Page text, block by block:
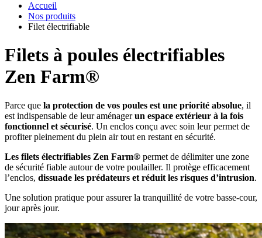
Accueil
Nos produits
Filet électrifiable
Filets à poules électrifiables
Zen Farm®
Parce que la protection de vos poules est une priorité absolue, il
est indispensable de leur aménagerun espace extérieur à la fois
fonctionnel et sécurisé. Un enclos conçu avec soin leur permet de
profiter pleinement du plein air tout en restant en sécurité.
Les filets électrifiables Zen Farm® permet de délimiter une zone
de sécurité fiable autour de votre poulailler. Il protège efficacement
l’enclos, dissuade les prédateurs et réduit les risques d’intrusion.
Une solution pratique pour assurer la tranquillité de votre basse-cour,
jour après jour.